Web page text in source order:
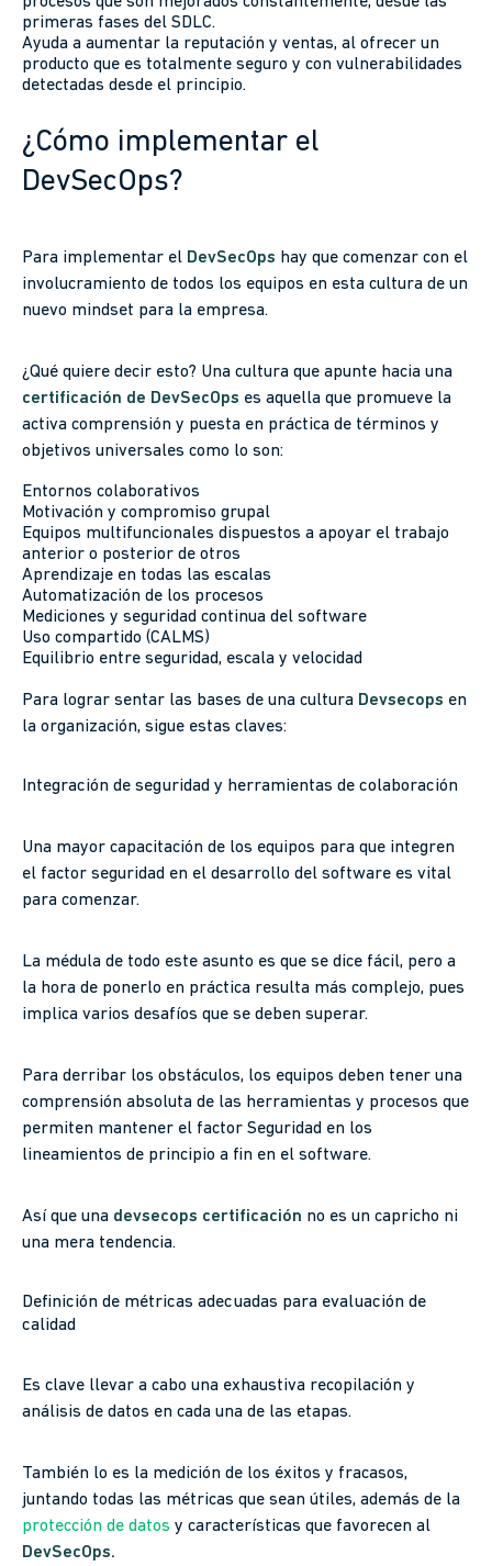
primeras fases del SDLC.
Ayuda a aumentar la reputación y ventas, al ofrecer un
producto que es totalmente seguro y con vulnerabilidades
detectadas desde el principio.
¿Cómo implementar el
DevSecOps?
Para implementar el DevSecOps hay que comenzar con el
involucramiento de todos los equipos en esta cultura de un
nuevo mindset para la empresa.
¿Qué quiere decir esto? Una cultura que apunte hacia una
certificación de DevSecOps es aquella que promueve la
activa comprensión y puesta en práctica de términos y
objetivos universales como lo son:
Entornos colaborativos
Motivación y compromiso grupal
Equipos multifuncionales dispuestos a apoyar el trabajo
anterior o posterior de otros
Aprendizaje en todas las escalas
Automatización de los procesos
Mediciones y seguridad continua del software
Uso compartido (CALMS)
Equilibrio entre seguridad, escala y velocidad
Para lograr sentar las bases de una cultura Devsecops en
la organización, sigue estas claves:
Integración de seguridad y herramientas de colaboración
Una mayor capacitación de los equipos para que integren
el factor seguridad en el desarrollo del software es vital
para comenzar.
La médula de todo este asunto es que se dice fácil, pero a
la hora de ponerlo en práctica resulta más complejo, pues
implica varios desafíos que se deben superar.
Para derribar los obstáculos, los equipos deben tener una
comprensión absoluta de las herramientas y procesos que
permiten mantener el factor Seguridad en los
lineamientos de principio a fin en el software.
Así que una devsecops certificación no es un capricho ni
una mera tendencia.
Definición de métricas adecuadas para evaluación de
calidad
Es clave llevar a cabo una exhaustiva recopilación y
análisis de datos en cada una de las etapas.
También lo es la medición de los éxitos y fracasos,
juntando todas las métricas que sean útiles, además de la
protección de datos y características que favorecen al
DevSecOps.